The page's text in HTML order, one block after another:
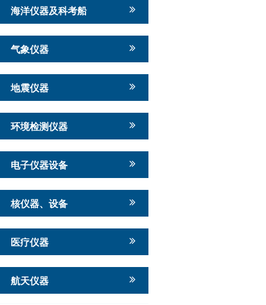
海洋仪器及科考船
气象仪器
地震仪器
环境检测仪器
电子仪器设备
核仪器、设备
医疗仪器
航天仪器